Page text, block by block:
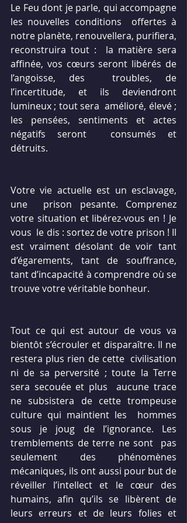
Le Feu dont je parle, qui accompagne
les nouvelles conditions  offertes à
notre planète, renouvellera, purifiera,
reconstruira tout :  la matière sera
affinée, vos cœurs seront libérés de
l’angoisse, des  troubles, de
l’incertitude, et ils deviendront
lumineux ; tout sera  amélioré, élevé ;
les pensées, sentiments et actes
négatifs seront  consumés et
détruits.
Votre vie actuelle est un esclavage,
une  prison pesante. Comprenez
votre situation et libérez-vous en ! Je
vous  le dis : sortez de votre prison ! Il
est vraiment désolant de voir tant
d’égarements, tant de souffrance,
tant d’incapacité à comprendre où se
trouve votre véritable bonheur.
Tout ce qui est autour de vous va
bientôt s’écrouler et disparaître. Il ne
restera plus rien de cette  civilisation
ni de sa perversité ; toute la Terre
sera secouée et plus  aucune trace
ne subsistera de cette trompeuse
culture qui maintient les  hommes
sous je joug de l’ignorance. Les
tremblements de terre ne sont  pas
seulement des phénomènes
mécaniques, ils ont aussi pour but de
réveiller l’intellect et le cœur des
humains, afin qu’ils se libèrent de
leurs erreurs et de leurs folies et